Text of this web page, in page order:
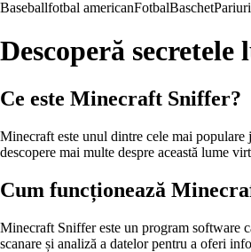
Baseballfotbal americanFotbalBaschetPariuri
Descoperă
Ce este Minecraft Sniffer?
Minecraft este unul dintre cele mai
descopere mai multe despre această lume
Cum funcționează
Minecraft Sniffer este un program software
scanare și analiză a datelor pentru a oferi